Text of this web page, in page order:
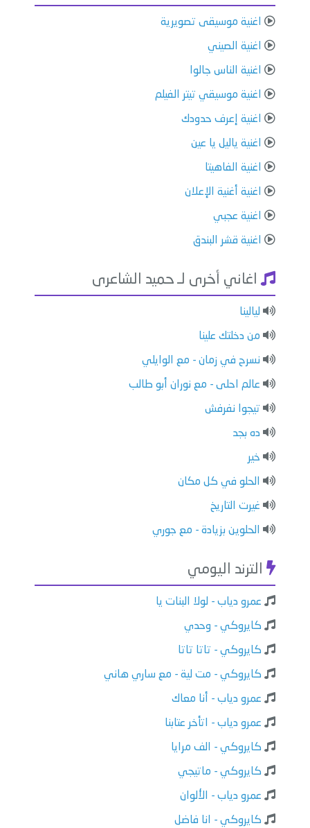
اغنية موسيقى تصويرية
اغنية الصيني
اغنية الناس جالوا
اغنية موسيقي تيتر الفيلم
اغنية إعرف حدودك
اغنية ياليل يا عين
اغنية الفاهيتا
اغنية أغنية الإعلان
اغنية عجبي
اغنية قشر البندق
اغاني أخرى لـ حميد الشاعرى
ليالينا
من دخلتك علينا
نسرح في زمان - مع الوايلي
عالم احلى - مع نوران أبو طالب
تيجوا نفرفش
ده بجد
خير
الحلو في كل مكان
غيرت التاريخ
الحلوين بزيادة - مع جوري
الترند اليومي
عمرو دياب - لولا البنات يا
كايروكي - وحدي
كايروكي - تاتا تاتا
كايروكي - مت لية - مع ساري هاني
عمرو دياب - أنا معاك
عمرو دياب - اتأخر عتابنا
كايروكي - الف مرايا
كايروكي - ماتيجي
عمرو دياب - الألوان
كايروكي - انا فاضل